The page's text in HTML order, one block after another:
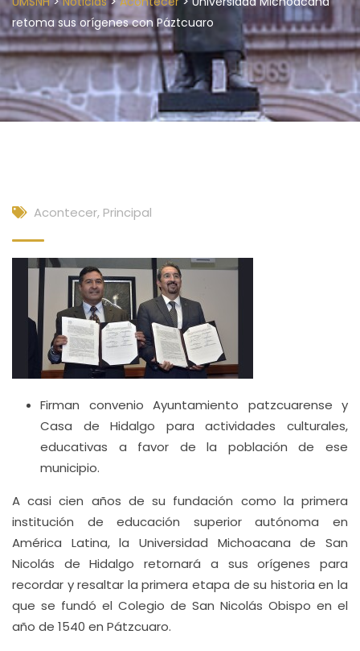
retoma sus orígenes con Páztcuaro
Acontecer, Principal
Firman convenio Ayuntamiento patzcuarense y
Casa de Hidalgo para actividades culturales,
educativas a favor de la población de ese
municipio.
A casi cien años de su fundación como la primera
institución de educación superior autónoma en
América Latina, la Universidad Michoacana de San
Nicolás de Hidalgo retornará a sus orígenes para
recordar y resaltar la primera etapa de su historia en la
que se fundó el Colegio de San Nicolás Obispo en el
año de 1540 en Pátzcuaro.